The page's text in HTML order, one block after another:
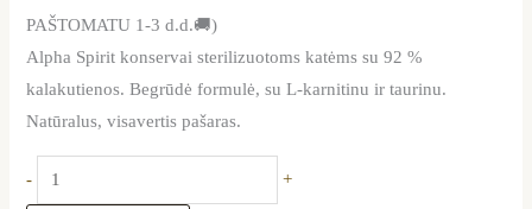
PAŠTOMATU 1-3 d.d.🚚)
Alpha Spirit konservai sterilizuotoms katėms su 92 %
kalakutienos. Begrūdė formulė, su L-karnitinu ir taurinu.
Natūralus, visavertis pašaras.
- +